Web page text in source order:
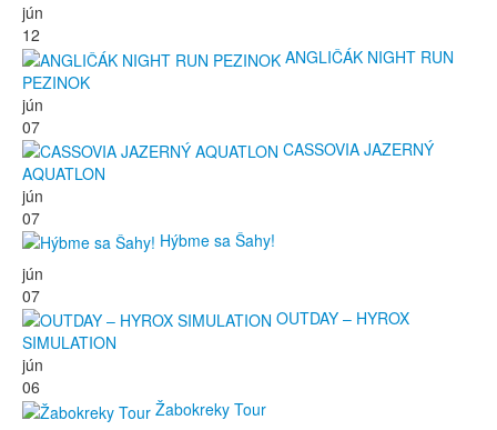
jún
12
ANGLIČÁK NIGHT RUN
PEZINOK
jún
07
CASSOVIA JAZERNÝ
AQUATLON
jún
07
Hýbme sa Šahy!
jún
07
OUTDAY – HYROX
SIMULATION
jún
06
Žabokreky Tour